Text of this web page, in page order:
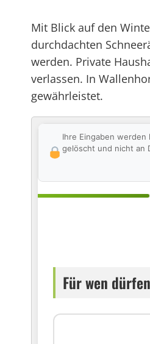
Mit Blick auf den
durchdachten
werden. Private
verlassen. In
gewährleistet.
Ihre Eingaben
gelöscht und nicht an
Für wen